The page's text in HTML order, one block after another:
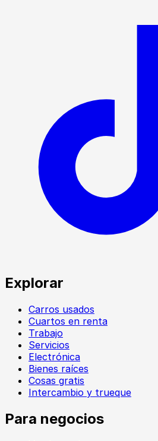
Explorar
Carros usados
Cuartos en renta
Trabajo
Servicios
Electrónica
Bienes raíces
Cosas gratis
Intercambio y trueque
Para negocios